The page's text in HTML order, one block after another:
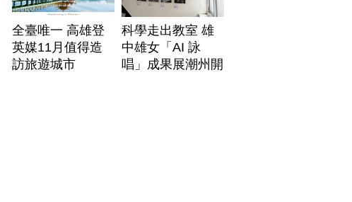
全臺唯一 高雄登
英媒11月值得造
訪旅遊城市
科學走出教室 雄
中雄女「AI 詠
唱」成果展潮州開